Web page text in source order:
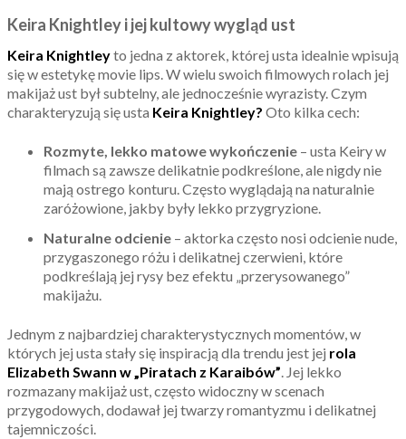
Keira Knightley i jej kultowy wygląd ust
Keira Knightleyto jedna z aktorek, której usta idealnie wpisują
się w estetykę movie lips. W wielu swoich filmowych rolach jej
makijaż ust był subtelny, ale jednocześnie wyrazisty. Czym
charakteryzują się usta Keira Knightley? Oto kilka cech:
Rozmyte, lekko matowe wykończenie – usta Keiry w
filmach są zawsze delikatnie podkreślone, ale nigdy nie
mają ostrego konturu. Często wyglądają na naturalnie
zaróżowione, jakby były lekko przygryzione.
Naturalne odcienie – aktorka często nosi odcienie nude,
przygaszonego różu i delikatnej czerwieni, które
podkreślają jej rysy bez efektu „przerysowanego”
makijażu.
Jednym z najbardziej charakterystycznych momentów, w
których jej usta stały się inspiracją dla trendu jest jej rola
Elizabeth Swann w „Piratach z Karaibów”. Jej lekko
rozmazany makijaż ust, często widoczny w scenach
przygodowych, dodawał jej twarzy romantyzmu i delikatnej
tajemniczości.